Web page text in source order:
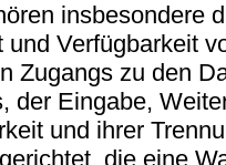
insbesondere
Verfügbarkeit
Zugangs zu den
der Eingabe,
und ihrer
die eine